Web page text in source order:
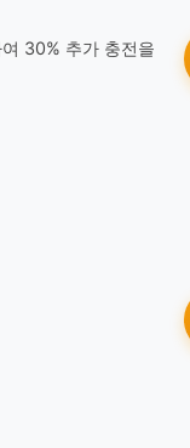
30% 추가 충전을